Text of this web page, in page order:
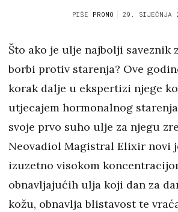
PIŠE PROMO 29. SIJEČNJA
Što ako je ulje najbolji saveznik
borbi protiv starenja? Ove
korak dalje u ekspertizi njege
utjecajem hormonalnog
svoje prvo suho ulje za njegu
Neovadiol Magistral Elixir novi
izuzetno visokom
obnavljajućih ulja koji dan za
kožu, obnavlja blistavost te